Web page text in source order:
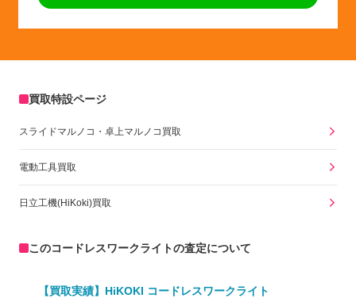
買取特設ページ
スライドマルノコ・卓上マルノコ買取
電動工具買取
日立工機(HiKoki)買取
このコードレスワークライトの査定について
【買取実績】HiKOKI コードレスワークライト